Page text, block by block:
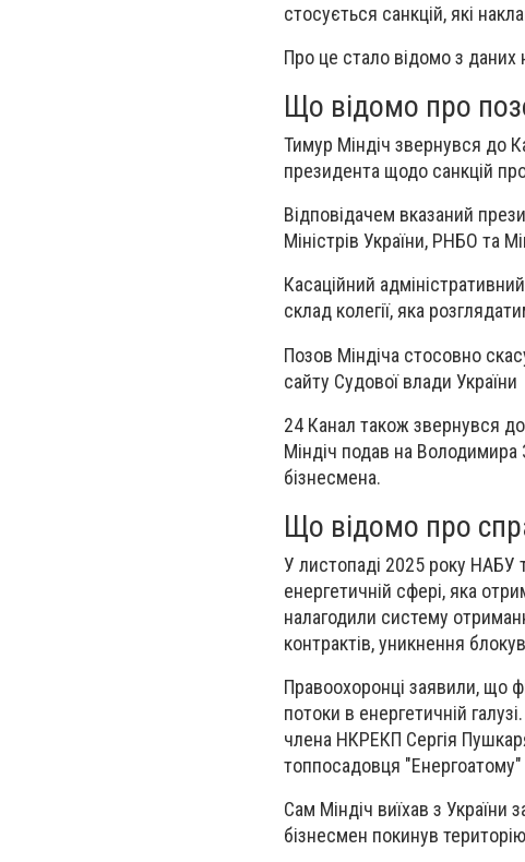
стосується санкцій, які
Про це стало відомо з даних
Що відомо про
Тимур Міндіч звернувся до
президента щодо санкцій
Відповідачем вказаний
Міністрів України, РНБО та
Касаційний
склад колегії, яка
Позов Міндіча стосовно
сайту Судової влади України
24 Канал також звернувся
Міндіч подав на Володимира
бізнесмена.
Що відомо про
У листопаді 2025 року НАБУ
енергетичній сфері, яка
налагодили систему
контрактів, уникнення
Правоохоронці заявили, що
потоки в енергетичній
члена НКРЕКП Сергія
топпосадовця
Сам Міндіч виїхав з
бізнесмен покинув